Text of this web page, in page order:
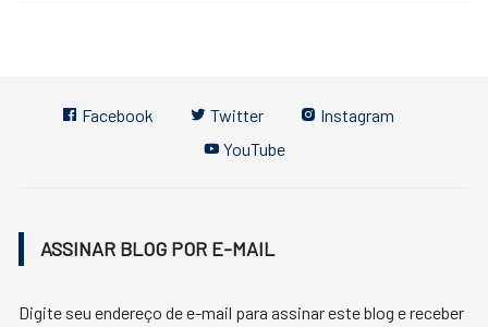
Facebook Twitter
Instagram
YouTube
ASSINAR BLOG POR E-MAIL
Digite seu endereço de e-mail para assinar este blog e receber